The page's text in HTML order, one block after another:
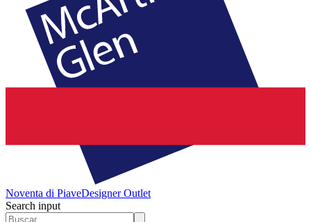
Noventa di PiaveDesigner Outlet
Search input